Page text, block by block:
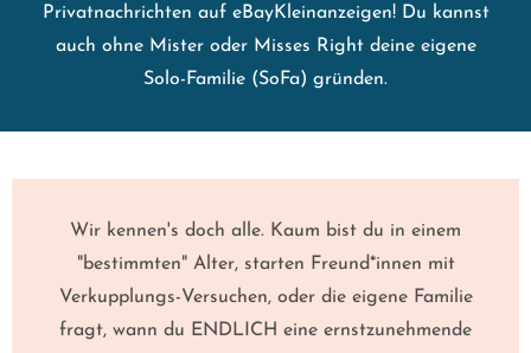
Privatnachrichten auf eBayKleinanzeigen! Du kannst
auch ohne Mister oder Misses Right deine eigene
Solo-Familie (SoFa) gründen.
Wir kennen's doch alle. Kaum bist du in einem
"bestimmten" Alter, starten Freund*innen mit
Verkupplungs-Versuchen, oder die eigene Familie
fragt, wann du ENDLICH eine ernstzunehmende